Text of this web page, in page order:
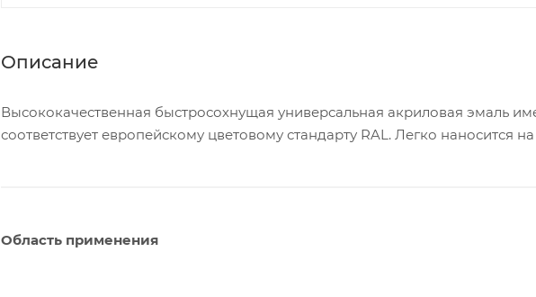
Описание
Высококачественная быстросохнущая универсальная акриловая эмаль
соответствует европейскому цветовому стандарту RAL. Легко наносится
Область применения